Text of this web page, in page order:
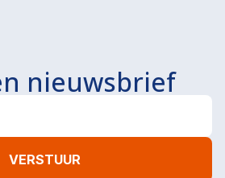
nieuwsbrief